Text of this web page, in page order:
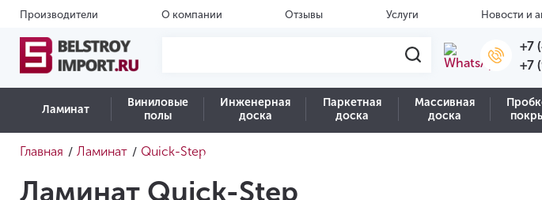
Производители О компании Отзывы Услуги Новости и
+7
+7
Ламинат
Виниловые
полы
Инженерная
доска
Паркетная
доска
Массивная
доска
Главная / Ламинат / Quick-Step
Ламинат Quick-Step